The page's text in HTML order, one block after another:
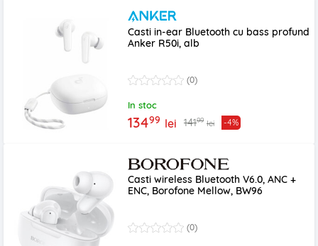
Casti in-ear Bluetooth cu bass profund
Anker R50i, alb
(0)
In stoc
13499 lei 14199 lei -4%
Casti wireless Bluetooth V6.0, ANC +
ENC, Borofone Mellow, BW96
(0)